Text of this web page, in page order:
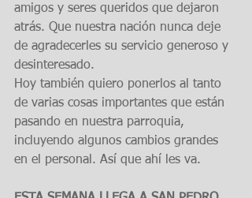
amigos y seres queridos que dejaron
atrás. Que nuestra nación nunca deje
de agradecerles su servicio generoso y
desinteresado.
Hoy también quiero ponerlos al tanto
de varias cosas importantes que están
pasando en nuestra parroquia,
incluyendo algunos cambios grandes
en el personal. Así que ahí les va.